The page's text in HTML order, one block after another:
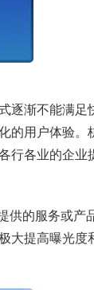
逐渐不能满足
的用户体验。
行各业的企业
供的服务或产
大提高曝光度